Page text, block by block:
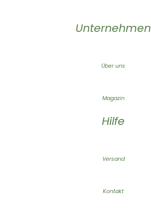
Unternehmen
Über uns
Magazin
Hilfe
Versand
Kontakt